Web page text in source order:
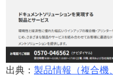
出典： 製品情報（複合機